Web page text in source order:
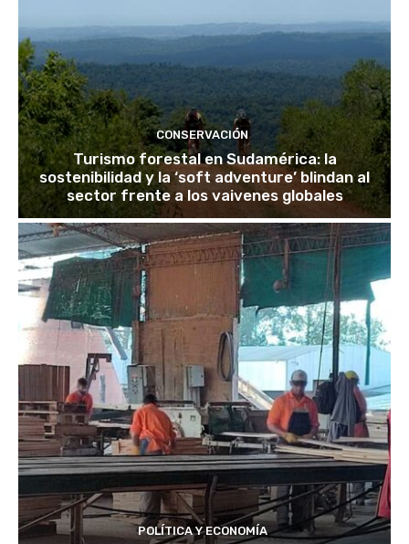
CONSERVACIÓN
Turismo forestal en Sudamérica: la
sostenibilidad y la ‘soft adventure’ blindan al
sector frente a los vaivenes globales
POLÍTICA Y ECONOMÍA